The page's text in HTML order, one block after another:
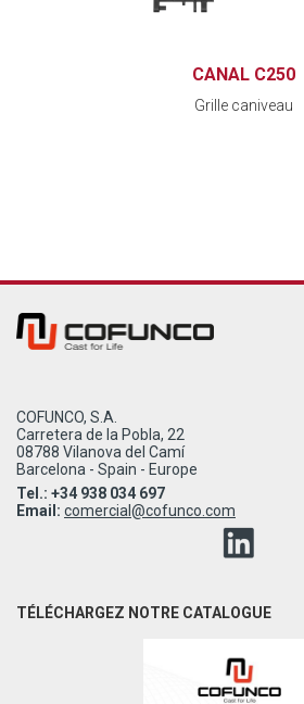
CANAL C250
Grille caniveau
COFUNCO, S.A.
Carretera de la Pobla, 22
08788 Vilanova del Camí
Barcelona - Spain - Europe
Tel.: +34 938 034 697
Email: comercial@cofunco.com
TÉLÉCHARGEZ NOTRE CATALOGUE